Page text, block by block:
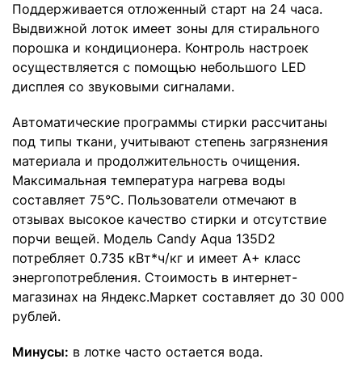
Поддерживается отложенный старт на 24 часа.
Выдвижной лоток имеет зоны для стирального
порошка и кондиционера. Контроль настроек
осуществляется с помощью небольшого LED
дисплея со звуковыми сигналами.
Автоматические программы стирки рассчитаны
под типы ткани, учитывают степень загрязнения
материала и продолжительность очищения.
Максимальная температура нагрева воды
составляет 75°C. Пользователи отмечают в
отзывах высокое качество стирки и отсутствие
порчи вещей. Модель Candy Aqua 135D2
потребляет 0.735 кВт*ч/кг и имеет A+ класс
энергопотребления. Стоимость в интернет-
магазинах на Яндекс.Маркет составляет до 30 000
рублей.
Минусы: в лотке часто остается вода.